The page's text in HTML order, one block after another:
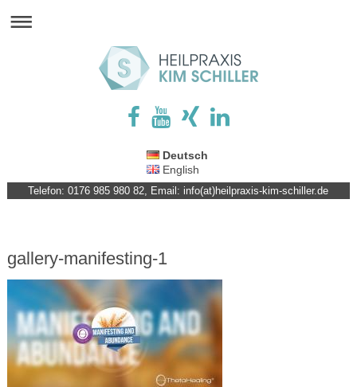
Deutsch
English
Telefon: 0176 985 980 82, Email: info(at)heilpraxis-kim-schiller.de
gallery-manifesting-1